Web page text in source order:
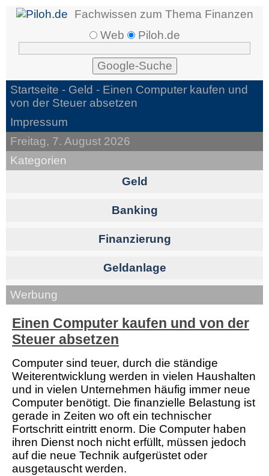
Fachwissen zum Thema Finanzen
Web
Piloh.de
Startseite - Geld - Einen Computer kaufen und
von der Steuer absetzen
Impressum
Freitag, 7. August 2026
Kategorien
Geld
Banking
Finanzierung
Geldanlage
Werbung
Einen Computer kaufen und von der
Steuer absetzen
Computer sind teuer, durch die ständige
Weiterentwicklung werden in vielen Haushalten
und in vielen Unternehmen häufig immer neue
Computer benötigt. Die finanzielle Belastung ist
gerade in Zeiten wo oft ein technischer
Fortschritt eintritt enorm. Die Computer haben
ihren Dienst noch nicht erfüllt, müssen jedoch
auf die neue Technik aufgerüstet oder
ausgetauscht werden.